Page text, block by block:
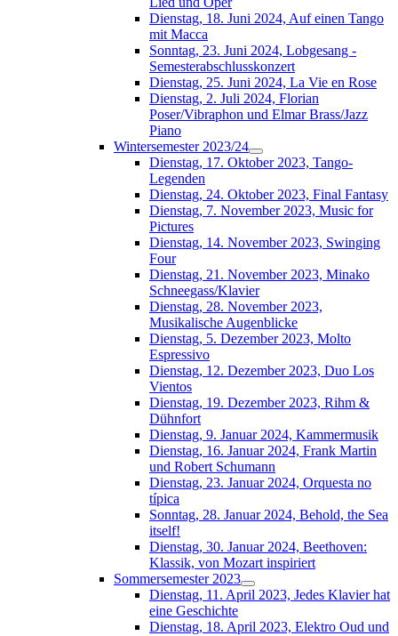
Dienstag, 18. Juni 2024, Auf einen Tango
mit Macca
Sonntag, 23. Juni 2024, Lobgesang -
Semesterabschlusskonzert
Dienstag, 25. Juni 2024, La Vie en Rose
Dienstag, 2. Juli 2024, Florian
Poser/Vibraphon und Elmar Brass/Jazz
Piano
Wintersemester 2023/24
Dienstag, 17. Oktober 2023, Tango-
Legenden
Dienstag, 24. Oktober 2023, Final Fantasy
Dienstag, 7. November 2023, Music for
Pictures
Dienstag, 14. November 2023, Swinging
Four
Dienstag, 21. November 2023, Minako
Schneegass/Klavier
Dienstag, 28. November 2023,
Musikalische Augenblicke
Dienstag, 5. Dezember 2023, Molto
Espressivo
Dienstag, 12. Dezember 2023, Duo Los
Vientos
Dienstag, 19. Dezember 2023, Rihm &
Dühnfort
Dienstag, 9. Januar 2024, Kammermusik
Dienstag, 16. Januar 2024, Frank Martin
und Robert Schumann
Dienstag, 23. Januar 2024, Orquesta no
típica
Sonntag, 28. Januar 2024, Behold, the Sea
itself!
Dienstag, 30. Januar 2024, Beethoven:
Klassik, von Mozart inspiriert
Sommersemester 2023
Dienstag, 11. April 2023, Jedes Klavier hat
eine Geschichte
Dienstag, 18. April 2023, Elektro Oud und